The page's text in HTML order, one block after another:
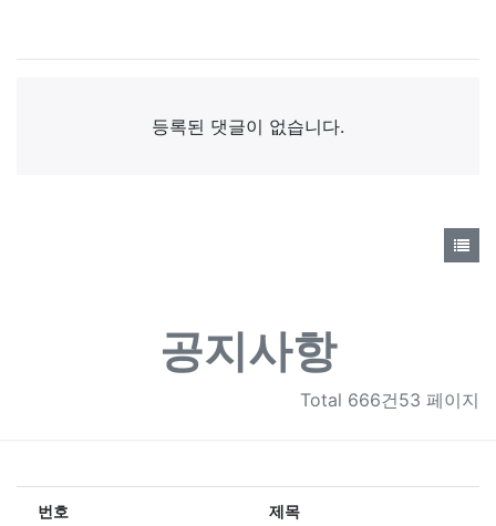
등록된 댓글이 없습니다.
공지사항
Total 666건53 페이지
번호 제목